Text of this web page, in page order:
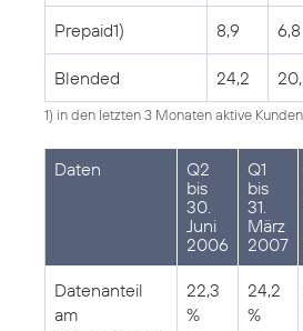
Prepaid1) 8,9 6,8
Blended 24,2
1) in den letzten 3 Monaten aktive Kunden
Daten
Q2
bis
30.
Juni
2006
Q1
bis
31.
März
2007
Datenanteil
am
22,3
%
24,2
%